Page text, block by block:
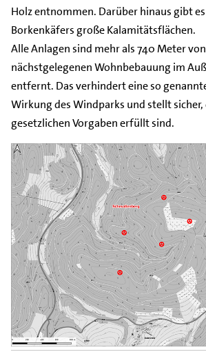
Holz entnommen. Darüber hinaus gibt
Borkenkäfers große Kalamitätsflächen.
Alle Anlagen sind mehr als 740 Meter
nächstgelegenen Wohnbebauung im
entfernt. Das verhindert eine so
Wirkung des Windparks und stellt
gesetzlichen Vorgaben erfüllt sind.